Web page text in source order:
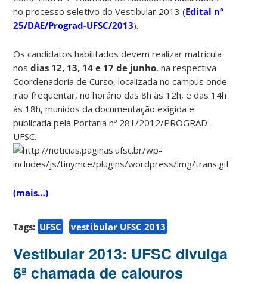
no processo seletivo do Vestibular 2013 (Edital nº
25/DAE/Prograd-UFSC/2013).
Os candidatos habilitados devem realizar matrícula
nosdias 12, 13, 14 e 17 de junho, na respectiva
Coordenadoria de Curso, localizada no campus onde
irão frequentar, no horário das 8h às 12h, e das 14h
às 18h, munidos da documentação exigida e
publicada pela Portaria nº 281/2012/PROGRAD-
UFSC.
(mais…)
Tags: UFSC vestibular UFSC 2013
Vestibular 2013: UFSC divulga
6ª chamada de calouros